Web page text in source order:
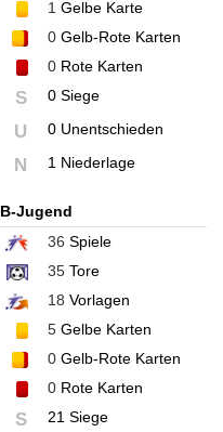
1 Gelbe Karte
0Gelb-Rote Karten
0Rote Karten
S 0 Siege
U 0 Unentschieden
N 1 Niederlage
B-Jugend
36 Spiele
35Tore
18 Vorlagen
5Gelbe Karten
0Gelb-Rote Karten
0Rote Karten
S 21 Siege